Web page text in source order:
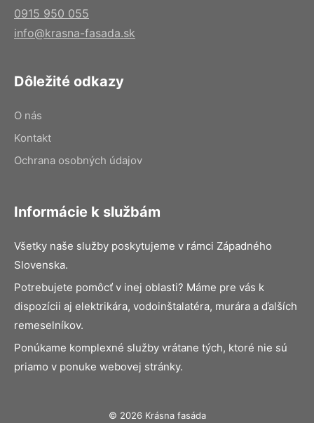
0915 950 055
info@krasna-fasada.sk
Dôležité odkazy
O nás
Kontakt
Ochrana osobných údajov
Informácie k službám
Všetky naše služby poskytujeme v rámci Západného
Slovenska.
Potrebujete pomôcť v inej oblasti? Máme pre vás k
dispozícii aj elektrikára, vodoinštalatéra, murára a ďalších
remeselníkov.
Ponúkame komplexné služby vrátane tých, ktoré nie sú
priamo v ponuke webovej stránky.
© 2026 Krásna fasáda